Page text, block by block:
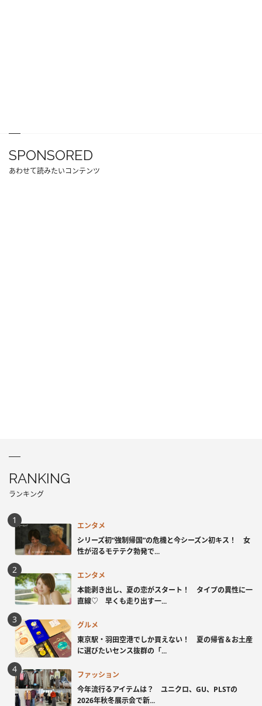
SPONSORED
あわせて読みたいコンテンツ
RANKING
ランキング
エンタメ
シリーズ初“強制帰国”の危機と今シーズン初キス！ 女
性が沼るモテテク勃発で...
エンタメ
本能剥き出し、夏の恋がスタート！ タイプの異性に一
直線♡ 早くも走り出す一...
グルメ
東京駅・羽田空港でしか買えない！ 夏の帰省＆お土産
に選びたいセンス抜群の「...
ファッション
今年流行るアイテムは？ ユニクロ、GU、PLSTの
2026年秋冬展示会で新...